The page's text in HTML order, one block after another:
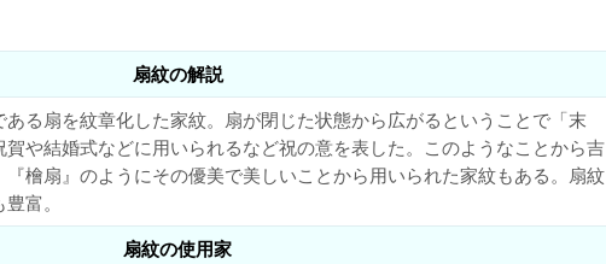
扇紋の解説
る扇を紋章化した家紋。扇が閉じた状態から広がるということで「末
や結婚式などに用いられるなど祝の意を表した。このようなことから吉
檜扇』のようにその優美で美しいことから用いられた家紋もある。扇紋
富。
扇紋の使用家